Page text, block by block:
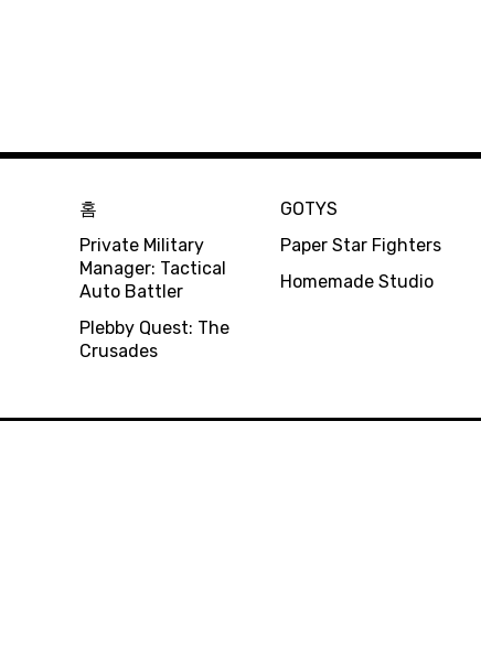
홈
Private Military
Manager: Tactical
Auto Battler
Plebby Quest: The
Crusades
GOTYS
Paper Star Fighters
Homemade Studio